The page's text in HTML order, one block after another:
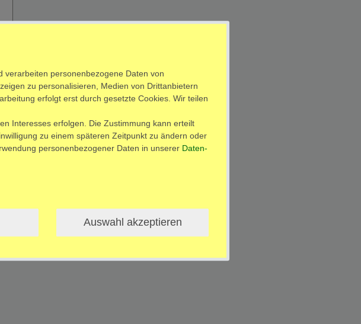
verarbeiten personenbezogene Daten von
zu personalisieren, Medien von Drittanbietern
erfolgt erst durch gesetzte Cookies. Wir teilen
Interesses erfolgen. Die Zustimmung kann erteilt
zu einem späteren Zeitpunkt zu ändern oder
personenbezogener Daten in unserer Daten­
Auswahl akzeptieren